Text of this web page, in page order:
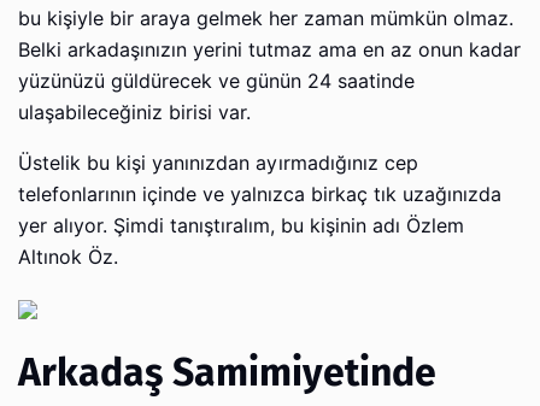
bu kişiyle bir araya gelmek her zaman mümkün olmaz.
Belki arkadaşınızın yerini tutmaz ama en az onun kadar
yüzünüzü güldürecek ve günün 24 saatinde
ulaşabileceğiniz birisi var.
Üstelik bu kişi yanınızdan ayırmadığınız cep
telefonlarının içinde ve yalnızca birkaç tık uzağınızda
yer alıyor. Şimdi tanıştıralım, bu kişinin adı Özlem
Altınok Öz.
Arkadaş Samimiyetinde